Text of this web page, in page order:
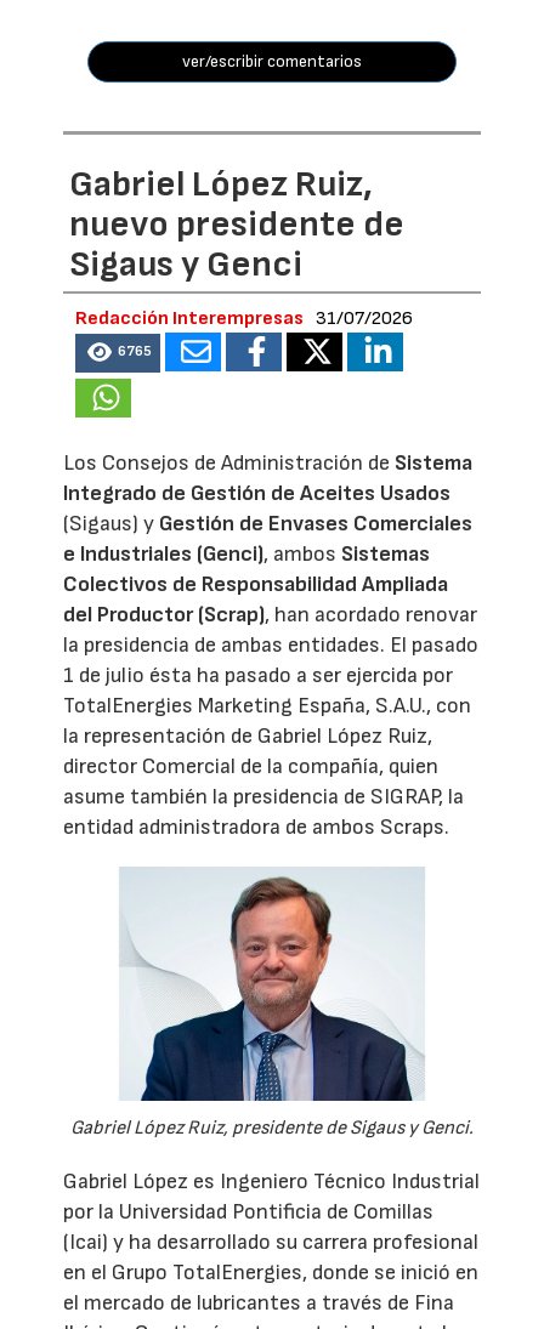
ver/escribir comentarios
Gabriel López Ruiz,
nuevo presidente de
Sigaus y Genci
Redacción Interempresas 31/07/2026
6765
Los Consejos de Administración de Sistema
Integrado de Gestión de Aceites Usados
(Sigaus) y Gestión de Envases Comerciales
e Industriales (Genci), ambos Sistemas
Colectivos de Responsabilidad Ampliada
del Productor (Scrap), han acordado renovar
la presidencia de ambas entidades. El pasado
1 de julio ésta ha pasado a ser ejercida por
TotalEnergies Marketing España, S.A.U., con
la representación de Gabriel López Ruiz,
director Comercial de la compañía, quien
asume también la presidencia de SIGRAP, la
entidad administradora de ambos Scraps.
Gabriel López Ruiz, presidente de Sigaus y Genci.
Gabriel López es Ingeniero Técnico Industrial
por la Universidad Pontificia de Comillas
(Icai) y ha desarrollado su carrera profesional
en el Grupo TotalEnergies, donde se inició en
el mercado de lubricantes a través de Fina